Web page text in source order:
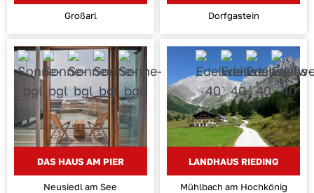
Großarl Dorfgastein
DAS HAUS AM PIER
Neusiedl am See
LANDHAUS RIEDING
Mühlbach am Hochkönig